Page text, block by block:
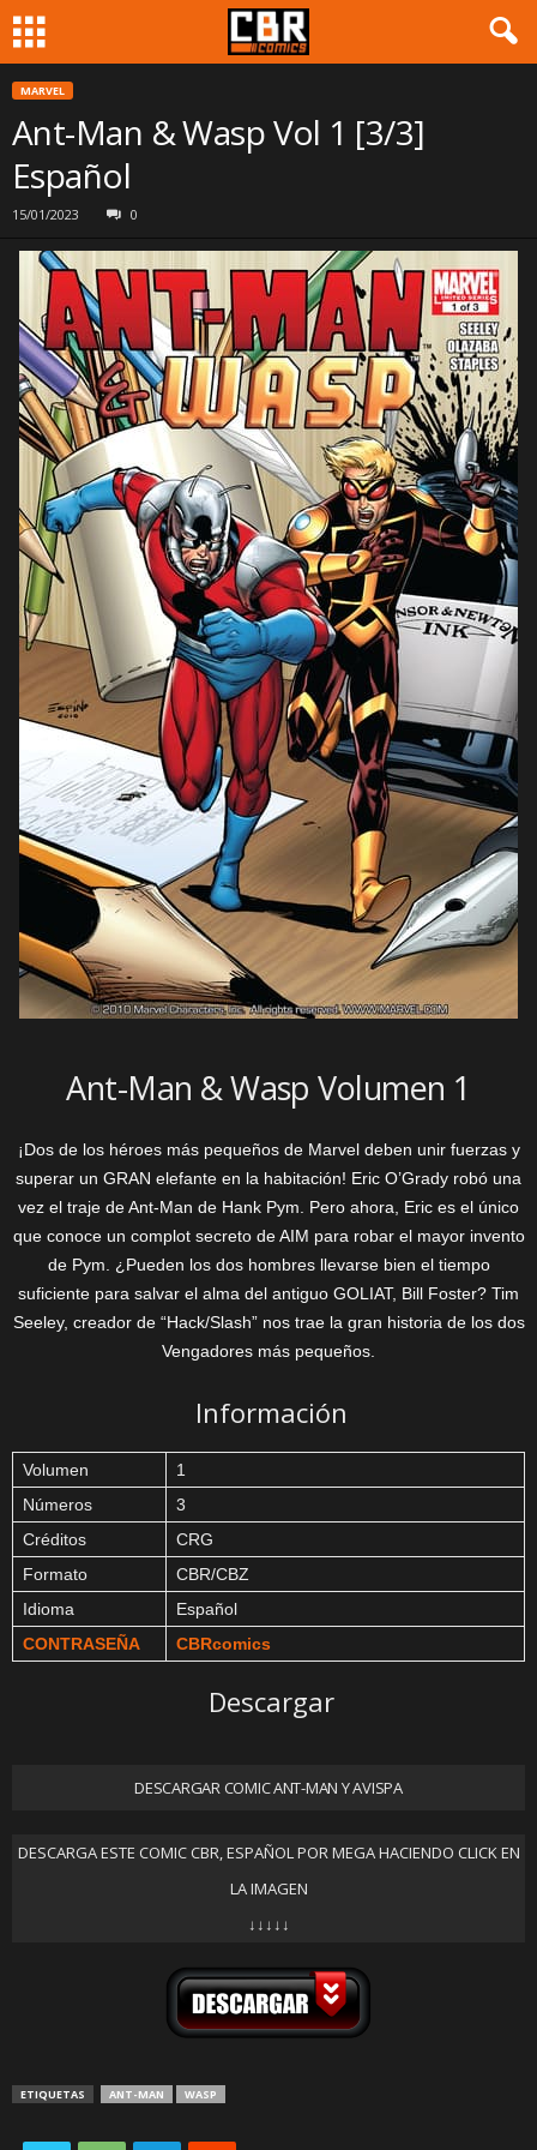
MARVEL
Ant-Man & Wasp Vol 1 [3/3]
Español
15/01/2023 0
Ant-Man & Wasp Volumen 1
¡Dos de los héroes más pequeños de Marvel deben unir fuerzas y
superar un GRAN elefante en la habitación! Eric O’Grady robó una
vez el traje de Ant-Man de Hank Pym. Pero ahora, Eric es el único
que conoce un complot secreto de AIM para robar el mayor invento
de Pym. ¿Pueden los dos hombres llevarse bien el tiempo
suficiente para salvar el alma del antiguo GOLIAT, Bill Foster? Tim
Seeley, creador de “Hack/Slash” nos trae la gran historia de los dos
Vengadores más pequeños.
Información
Volumen
1
Números
3
Créditos
CRG
Formato
CBR/CBZ
Idioma
Español
CONTRASEÑA
CBRcomics
Descargar
DESCARGAR COMIC ANT-MAN Y AVISPA
DESCARGA ESTE COMIC CBR, ESPAÑOL POR MEGA HACIENDO CLICK EN
LA IMAGEN
↓↓↓↓↓
ETIQUETAS ANT-MAN WASP